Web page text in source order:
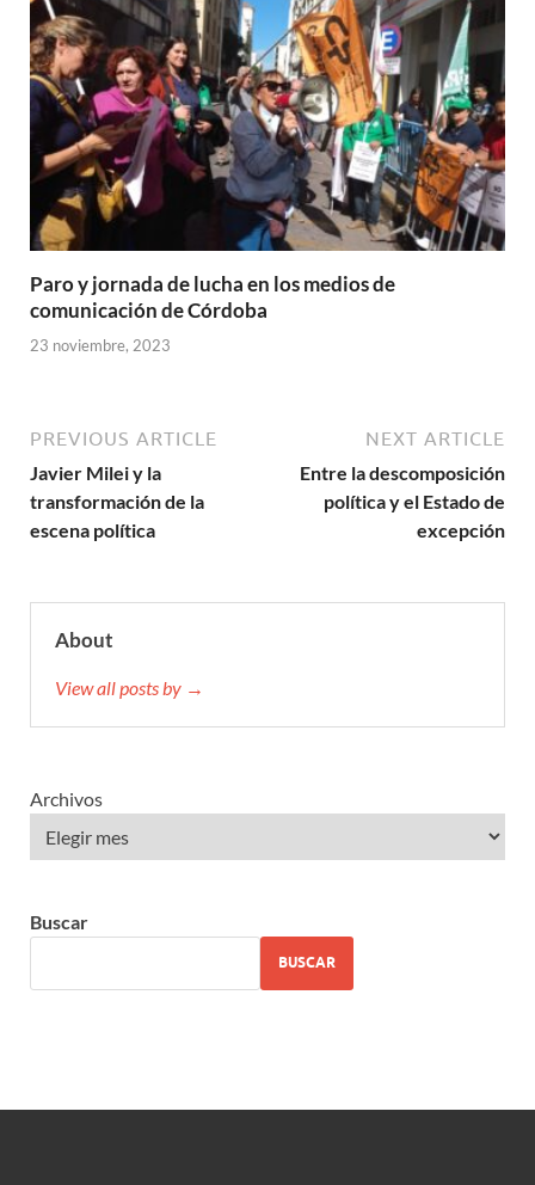
Paro y jornada de lucha en los medios de
comunicación de Córdoba
23 noviembre, 2023
PREVIOUS ARTICLE
Javier Milei y la
transformación de la
escena política
NEXT ARTICLE
Entre la descomposición
política y el Estado de
excepción
About
View all posts by →
Archivos
Buscar
BUSCAR